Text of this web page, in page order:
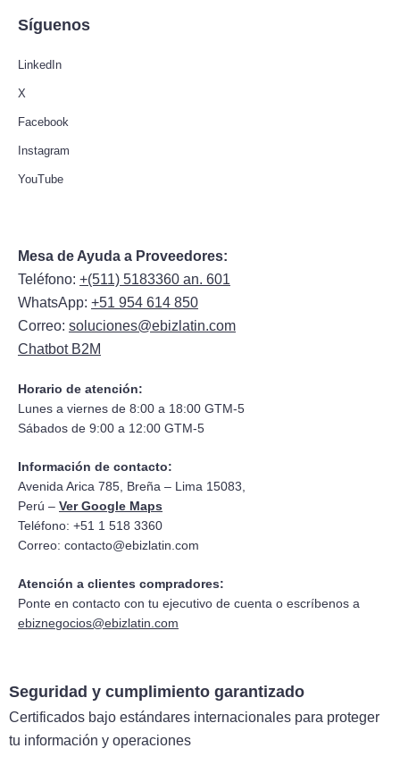
Síguenos
LinkedIn
X
Facebook
Instagram
YouTube
Mesa de Ayuda a Proveedores:
Teléfono: +(511) 5183360 an. 601
WhatsApp: +51 954 614 850
Correo: soluciones@ebizlatin.com
Chatbot B2M
Horario de atención:
Lunes a viernes de 8:00 a 18:00 GTM-5
Sábados de 9:00 a 12:00 GTM-5
Información de contacto:
Avenida Arica 785, Breña – Lima 15083,
Perú – Ver Google Maps
Teléfono: +51 1 518 3360
Correo: contacto@ebizlatin.com
Atención a clientes compradores:
Ponte en contacto con tu ejecutivo de cuenta o escríbenos a
ebiznegocios@ebizlatin.com
Seguridad y cumplimiento garantizado
Certificados bajo estándares internacionales para proteger
tu información y operaciones